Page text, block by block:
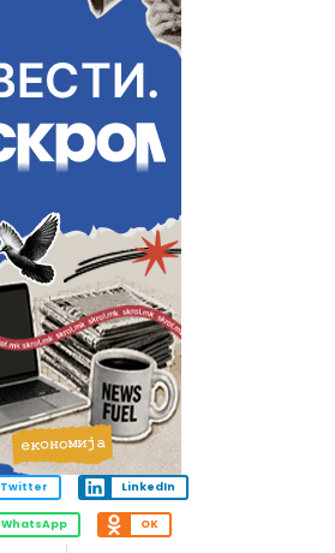
Twitter LinkedIn
WhatsApp OK